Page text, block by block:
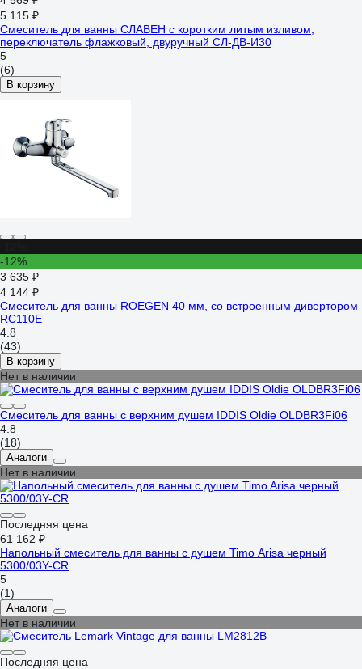
5 115 ₽
Смеситель для ванны СЛАВЕН с коротким литым изливом,
переключатель флажковый, двуручный СЛ-ДВ-И30
5
(6)
В корзину
-12%
3 635 ₽
4 144 ₽
Смеситель для ванны ROEGEN 40 мм, со встроенным дивертором
RC110E
4.8
(43)
В корзину
Нет в наличии
Смеситель для ванны с верхним душем IDDIS Oldie OLDBR3Fi06
4.8
(18)
Аналоги
Нет в наличии
Последняя цена
61 162 ₽
Напольный смеситель для ванны с душем Timo Arisa черный
5300/03Y-CR
5
(1)
Аналоги
Нет в наличии
Последняя цена